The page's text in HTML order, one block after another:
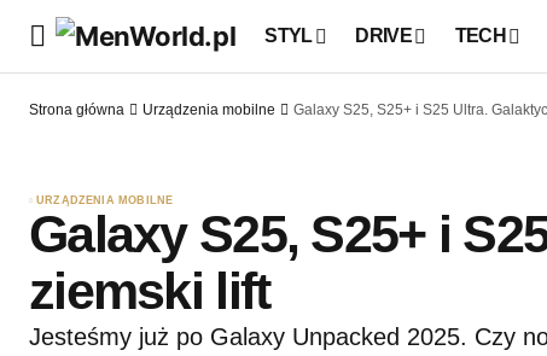
STYL DRIVE TECH
Strona główna Urządzenia mobilne Galaxy S25, S25+ i S25 Ultra.
URZĄDZENIA MOBILNE
Galaxy S25, S25+ i
ziemski lift
Jesteśmy już po Galaxy Unpacked 2025. Czy